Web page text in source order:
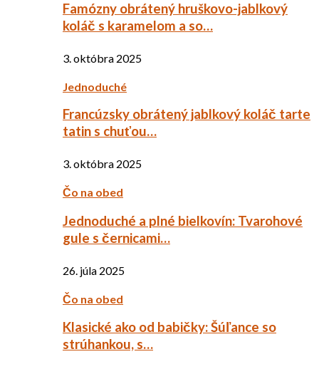
Famózny obrátený hruškovo-jablkový
koláč s karamelom a so…
3. októbra 2025
Jednoduché
Francúzsky obrátený jablkový koláč tarte
tatin s chuťou…
3. októbra 2025
Čo na obed
Jednoduché a plné bielkovín: Tvarohové
gule s černicami…
26. júla 2025
Čo na obed
Klasické ako od babičky: Šúľance so
strúhankou, s…